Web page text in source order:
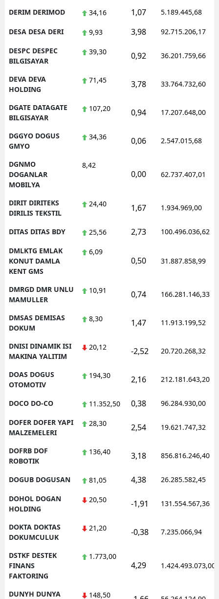
DERIM DERIMOD 34,16 1,07 5.189.445,68
DESA DESA DERI 9,93 3,98 92.715.206,17
DESPC DESPEC
BILGISAYAR
39,30 0,92 36.201.759,66
DEVA DEVA
HOLDING
71,45 3,78 33.764.732,60
DGATE DATAGATE
BILGISAYAR
107,20 0,94 17.207.648,00
DGGYO DOGUS
GMYO
34,36 0,06 2.547.015,68
DGNMO
DOGANLAR
MOBILYA
8,42
0,00 62.737.407,01
DIRIT DIRITEKS
DIRILIS TEKSTIL
24,40 1,67 1.934.969,00
DITAS DITAS BDY 25,56 2,73 100.496.036,62
DMLKTG EMLAK
KONUT DAMLA
KENT GMS
6,09
0,50 31.887.858,99
DMRGD DMR UNLU
MAMULLER
10,91 0,74 166.281.146,33
DMSAS DEMISAS
DOKUM
8,30 1,47 11.913.199,52
DNISI DINAMIK ISI
MAKINA YALITIM
20,12 -2,52 20.720.268,32
DOAS DOGUS
OTOMOTIV
194,30 2,16 212.181.643,20
DOCO DO-CO 11.352,50 0,38 96.284.930,00
DOFER DOFER YAPI
MALZEMELERI
28,30 2,54 19.621.747,32
DOFRB DOF
ROBOTIK
136,40 3,18 856.816.246,40
DOGUB DOGUSAN 81,05 4,38 26.285.582,45
DOHOL DOGAN
HOLDING
20,50 -1,91 131.554.567,36
DOKTA DOKTAS
DOKUMCULUK
21,20 -0,38 7.235.066,94
DSTKF DESTEK
FINANS
FAKTORING
1.773,00
4,29 1.424.493.073,00
DUNYH DUNYA 148,50